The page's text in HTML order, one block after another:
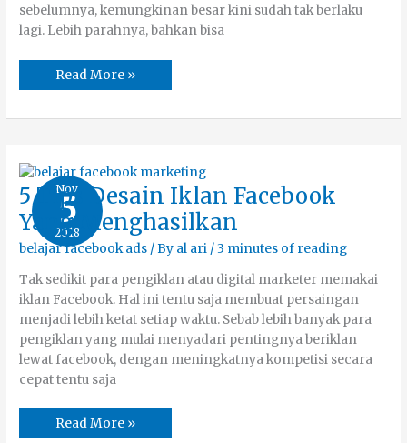
sebelumnya, kemungkinan besar kini sudah tak berlaku
lagi. Lebih parahnya, bahkan bisa
Read More »
Nov
5
2018
5 Tips Desain Iklan Facebook
Yang Menghasilkan
belajar facebook ads / By al ari /3 minutes of reading
Tak sedikit para pengiklan atau digital marketer memakai
iklan Facebook. Hal ini tentu saja membuat persaingan
menjadi lebih ketat setiap waktu. Sebab lebih banyak para
pengiklan yang mulai menyadari pentingnya beriklan
lewat facebook, dengan meningkatnya kompetisi secara
cepat tentu saja
5
Tips
Desain
Iklan
Facebook
Yang
Read More »